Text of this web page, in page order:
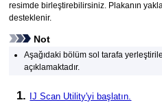
resimde birleştirebilirsiniz. Plakanın
desteklenir.
Not
Aşağıdaki bölüm sol tarafa
açıklamaktadır.
IJ Scan Utility'yi başlatın.